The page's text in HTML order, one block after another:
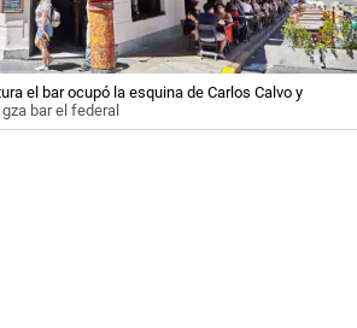
el bar ocupó la esquina de Carlos Calvo y
gza bar el federal